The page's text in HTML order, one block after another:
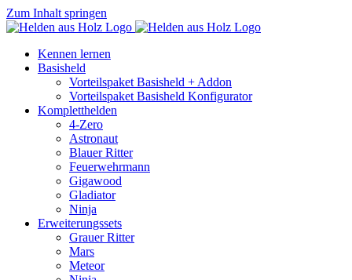
Zum Inhalt springen
Kennen lernen
Basisheld
Vorteilspaket Basisheld + Addon
Vorteilspaket Basisheld Konfigurator
Kompletthelden
4-Zero
Astronaut
Blauer Ritter
Feuerwehrmann
Gigawood
Gladiator
Ninja
Erweiterungssets
Grauer Ritter
Mars
Meteor